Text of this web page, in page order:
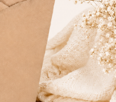
za skvělé ceny!
lžičky nebo dětské
si jistí konkrétní
Ten potěší nejen rodinu,
maminkou 💛